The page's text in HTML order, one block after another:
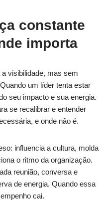
constante
importa
visibilidade, mas sem
um líder tenta estar
seu impacto e sua energia.
se recalibrar e entender
e onde não é.
influencia a cultura, molda
o ritmo da organização.
reunião, conversa e
de energia. Quando essa
cai.